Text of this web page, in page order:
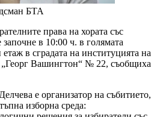
БТА
права на хората със
в 10:00 ч. в голямата
етаж в сградата на институцията на
Вашингтон“ № 22, съобщиха
е организатор на събитието,
изборна среда: